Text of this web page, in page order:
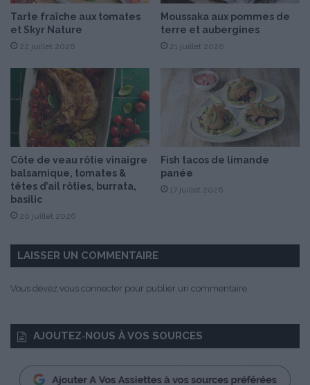
s
v
e
r
Tarte fraîche aux tomates
et Skyr Nature
22 juillet 2026
Moussaka aux pommes de
terre et aubergines
21 juillet 2026
Côte de veau rôtie vinaigre
balsamique, tomates &
têtes d’ail rôties, burrata,
basilic
20 juillet 2026
Fish tacos de limande
panée
17 juillet 2026
LAISSER UN COMMENTAIRE
Vous devez vous connecter pour publier un commentaire.
AJOUTEZ‑NOUS À VOS SOURCES